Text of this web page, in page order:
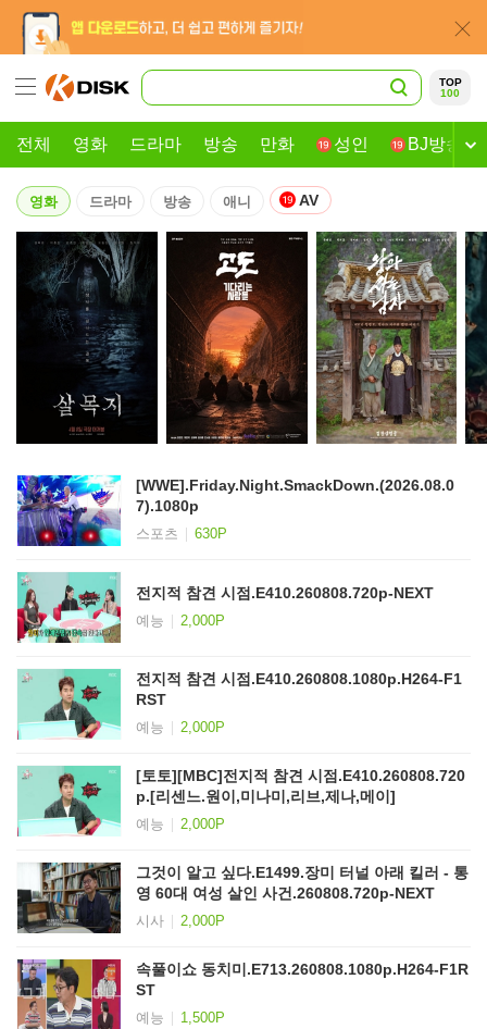
TOP
100
전체 영화 드라마 방송 만화 성인 BJ방송
영화 드라마 방송 애니 AV
[WWE].Friday.Night.SmackDown.(2026.08.0
7).1080p
스포츠 630P
전지적 참견 시점.E410.260808.720p-NEXT
예능 2,000P
전지적 참견 시점.E410.260808.1080p.H264-F1
RST
예능 2,000P
[토토][MBC]전지적 참견 시점.E410.260808.720
p.[리센느.원이,미나미,리브,제나,메이]
예능 2,000P
그것이 알고 싶다.E1499.장미 터널 아래 킬러 - 통
영 60대 여성 살인 사건.260808.720p-NEXT
시사 2,000P
속풀이쇼 동치미.E713.260808.1080p.H264-F1R
ST
예능 1,500P